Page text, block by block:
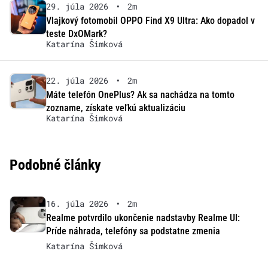
29. júla 2026 •
2m
Vlajkový fotomobil OPPO Find X9 Ultra: Ako dopadol v
teste DxOMark?
Katarína Šimková
22. júla 2026 •
2m
Máte telefón OnePlus? Ak sa nachádza na tomto
zozname, získate veľkú aktualizáciu
Katarína Šimková
Podobné články
16. júla 2026 •
2m
Realme potvrdilo ukončenie nadstavby Realme UI:
Príde náhrada, telefóny sa podstatne zmenia
Katarína Šimková